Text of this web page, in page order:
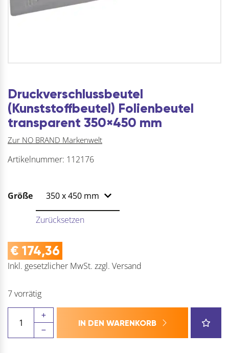
Druckverschlussbeutel
(Kunststoffbeutel) Folienbeutel
transparent 350×450 mm
Zur NO BRAND Markenwelt
Artikelnummer: 112176
Größe
Zurücksetzen
€ 174,36
Inkl. gesetzlicher MwSt. zzgl. Versand
7 vorrätig
Druckverschlussbeutel
transparent
Menge
IN DEN WARENKORB